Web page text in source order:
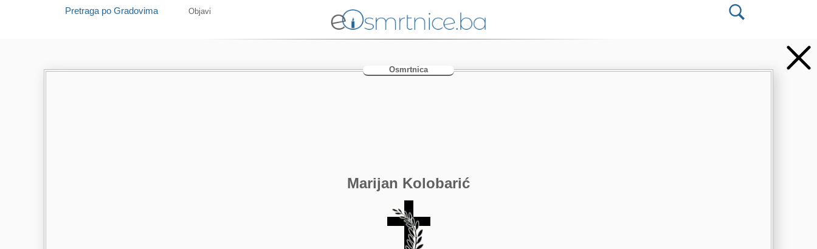
Pretraga po Gradovima Objavi
Osmrtnica
Marijan Kolobarić